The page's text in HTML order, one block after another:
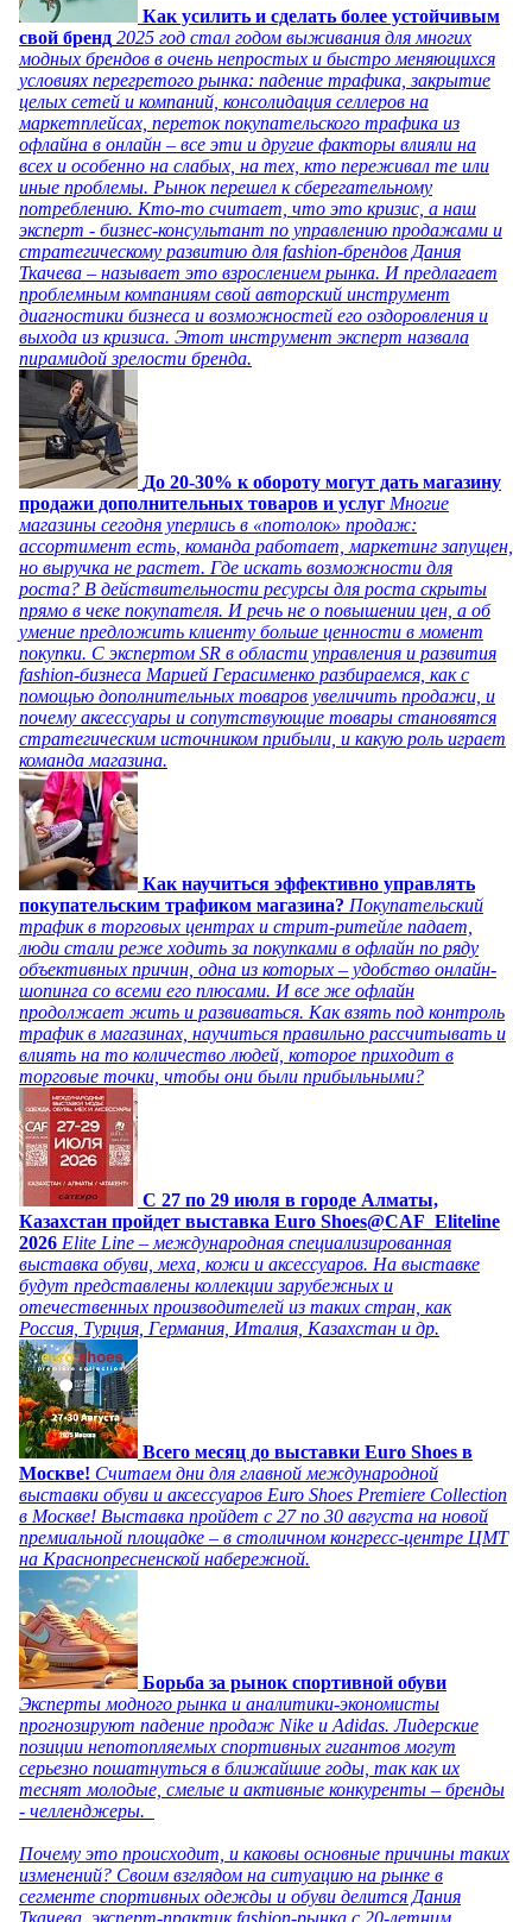
Как усилить и сделать более устойчивым
свой бренд 2025 год стал годом выживания для многих
модных брендов в очень непростых и быстро меняющихся
условиях перегретого рынка: падение трафика, закрытие
целых сетей и компаний, консолидация селлеров на
маркетплейсах, переток покупательского трафика из
офлайна в онлайн – все эти и другие факторы влияли на
всех и особенно на слабых, на тех, кто переживал те или
иные проблемы. Рынок перешел к сберегательному
потреблению. Кто-то считает, что это кризис, а наш
эксперт - бизнес-консультант по управлению продажами и
стратегическому развитию для fashion-брендов Дания
Ткачева – называет это взрослением рынка. И предлагает
проблемным компаниям свой авторский инструмент
диагностики бизнеса и возможностей его оздоровления и
выхода из кризиса. Этот инструмент эксперт назвала
пирамидой зрелости бренда.
До 20-30% к обороту могут дать магазину
продажи дополнительных товаров и услуг Многие
магазины сегодня уперлись в «потолок» продаж:
ассортимент есть, команда работает, маркетинг запущен,
но выручка не растет. Где искать возможности для
роста? В действительности ресурсы для роста скрыты
прямо в чеке покупателя. И речь не о повышении цен, а об
умение предложить клиенту больше ценности в момент
покупки. С экспертом SR в области управления и развития
fashion-бизнеса Марией Герасименко разбираемся, как с
помощью дополнительных товаров увеличить продажи, и
почему аксессуары и сопутствующие товары становятся
стратегическим источником прибыли, и какую роль играет
команда магазина.
Как научиться эффективно управлять
покупательским трафиком магазина? Покупательский
трафик в торговых центрах и стрит-ритейле падает,
люди стали реже ходить за покупками в офлайн по ряду
объективных причин, одна из которых – удобство онлайн-
шопинга со всеми его плюсами. И все же офлайн
продолжает жить и развиваться. Как взять под контроль
трафик в магазинах, научиться правильно рассчитывать и
влиять на то количество людей, которое приходит в
торговые точки, чтобы они были прибыльными?
C 27 по 29 июля в городе Алматы,
Казахстан пройдет выставка Euro Shoes@CAF_Eliteline
2026 Elite Line – международная специализированная
выставка обуви, меха, кожи и аксессуаров. На выставке
будут представлены коллекции зарубежных и
отечественных производителей из таких стран, как
Россия, Турция, Германия, Италия, Казахстан и др.
Всего месяц до выставки Euro Shoes в
Москве! Считаем дни для главной международной
выставки обуви и аксессуаров Euro Shoes Premiere Collection
в Москве! Выставка пройдет с 27 по 30 августа на новой
премиальной площадке – в столичном конгресс-центре ЦМТ
на Краснопресненской набережной.
Борьба за рынок спортивной обуви
Эксперты модного рынка и аналитики-экономисты
прогнозируют падение продаж Nike и Adidas. Лидерские
позиции непотопляемых спортивных гигантов могут
серьезно пошатнуться в ближайшие годы, так как их
теснят молодые, смелые и активные конкуренты – бренды
- челленджеры.
Почему это происходит, и каковы основные причины таких
изменений? Своим взглядом на ситуацию на рынке в
сегменте спортивных одежды и обуви делится Дания
Ткачева, эксперт-практик fashion-рынка с 20-летним